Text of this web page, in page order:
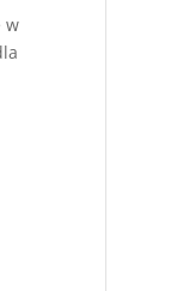
w